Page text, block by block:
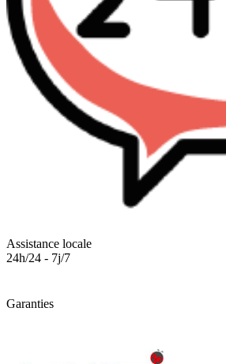
Assistance locale
24h/24 - 7j/7
Garanties